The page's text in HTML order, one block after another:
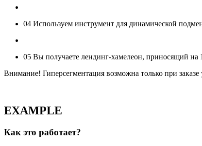
04 Используем инструмент для динамической
05 Вы получаете лендинг-хамелеон, приносящий на
Внимание! Гиперсегментация возможна только при
EXAMPLE
Как это работает?